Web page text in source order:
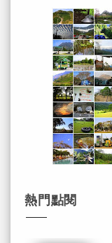
熱門點閱